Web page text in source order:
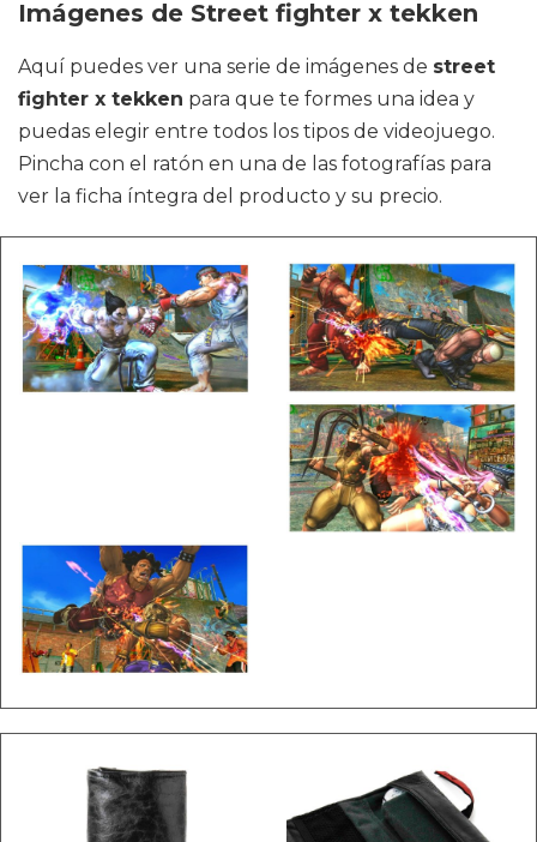
Imágenes de Street fighter x tekken
Aquí puedes ver una serie de imágenes de street
fighter x tekken para que te formes una idea y
puedas elegir entre todos los tipos de videojuego.
Pincha con el ratón en una de las fotografías para
ver la ficha íntegra del producto y su precio.